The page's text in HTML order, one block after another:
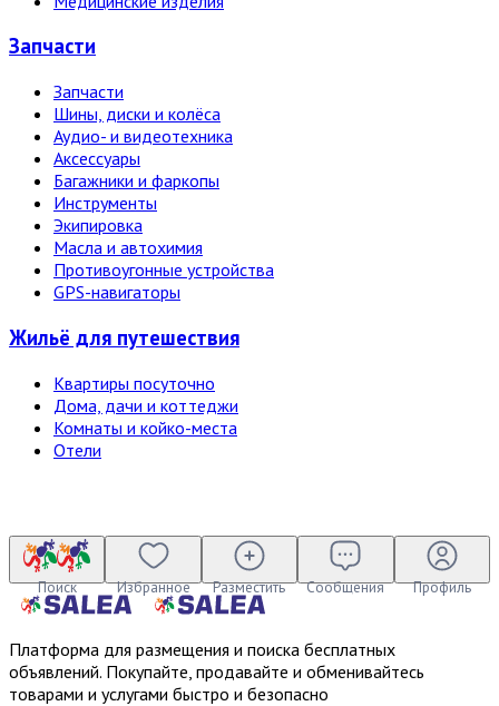
Запчасти
Запчасти
Шины, диски и колёса
Аудио- и видеотехника
Аксессуары
Багажники и фаркопы
Инструменты
Экипировка
Масла и автохимия
Противоугонные устройства
GPS-навигаторы
Жильё для путешествия
Квартиры посуточно
Дома, дачи и коттеджи
Комнаты и койко-места
Отели
Поиск Избранное Разместить Сообщения Профиль
Платформа для размещения и поиска бесплатных
объявлений. Покупайте, продавайте и обменивайтесь
товарами и услугами быстро и безопасно